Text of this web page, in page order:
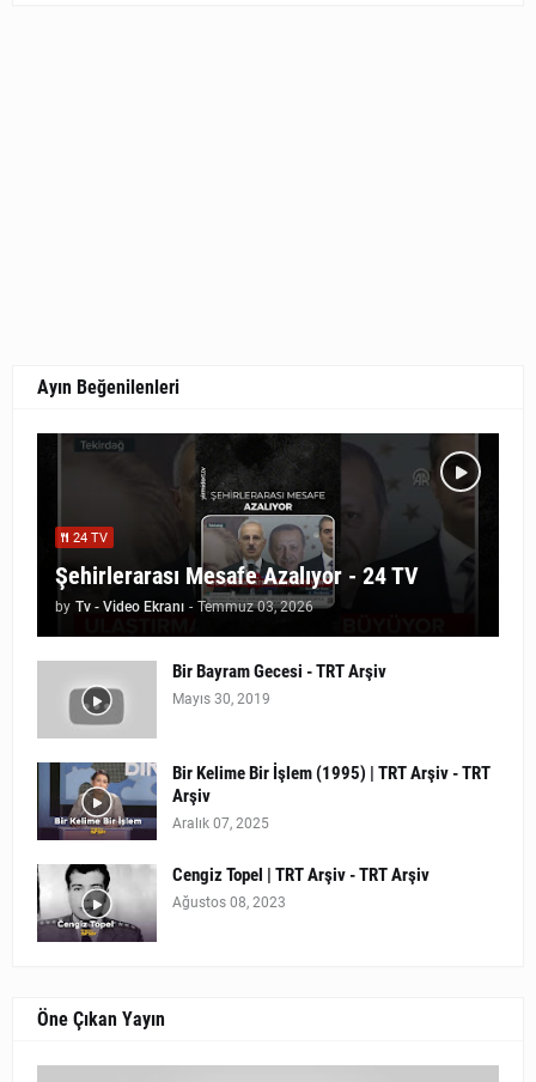
Ayın Beğenilenleri
24 TV
Şehirlerarası Mesafe Azalıyor - 24 TV
by Tv - Video Ekranı - Temmuz 03, 2026
Bir Bayram Gecesi - TRT Arşiv
Mayıs 30, 2019
Bir Kelime Bir İşlem (1995) | TRT Arşiv - TRT
Arşiv
Aralık 07, 2025
Cengiz Topel | TRT Arşiv - TRT Arşiv
Ağustos 08, 2023
Öne Çıkan Yayın